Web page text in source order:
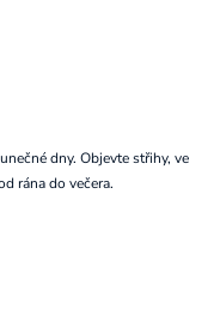
dny. Objevte střihy, ve
rána do večera.